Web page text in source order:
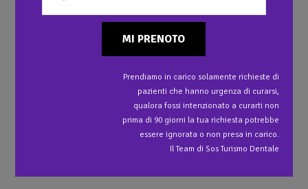
Ponte in metallo e Ceramica su denti anteriori
Protesi mobile sui denti posteriori con attacchi di
Capsule singole in metallo e ceramica sui denti
MI PRENOTO
Prendiamo in carico solamente richieste di
pazienti che hanno urgenza di curarsi,
qualora fossi intenzionato a curarti non
prima di 90 giorni la tua richiesta potrebbe
essere ignorata o non presa in carico.
Il Team di Sos Turismo Dentale